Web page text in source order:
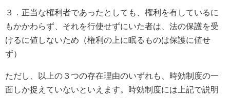
３．正当な権利者であったとしても、権利を有しているに
もかかわらず、それを行使せずにいた者は、法の保護を受
けるに値しないため（権利の上に眠るものは保護に値せ
ず）
ただし、以上の３つの存在理由のいずれも、時効制度の一
面しか捉えていないといえます。時効制度には上記で説明